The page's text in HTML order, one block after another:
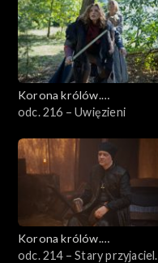
Korona królów.
Jagiellonowie
odc. 216 – Uwięzieni
Korona królów.
Jagiellonowie
odc. 214 – Stary przyjaciel